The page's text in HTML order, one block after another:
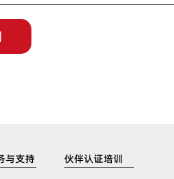
与支持 伙伴认证培训